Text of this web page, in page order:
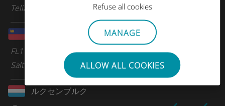
Refuse all cookies
MANAGE
ALLOW ALL COOKIES
Telia
リヒテンシュタイン
FL1
Salt
ルクセンブルク